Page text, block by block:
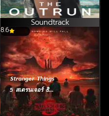
Soundtrack
8.6
Stranger Things
5 สเตรนเจอร์ ธิงส์
ซีซั่น 5